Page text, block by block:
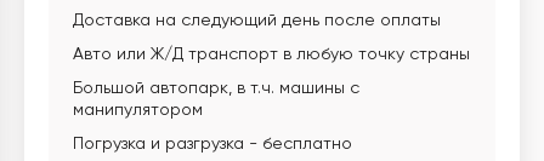
Доставка на следующий день после оплаты
Авто или Ж/Д транспорт в любую точку страны
Большой автопарк, в т.ч. машины с
манипулятором
Погрузка и разгрузка - бесплатно